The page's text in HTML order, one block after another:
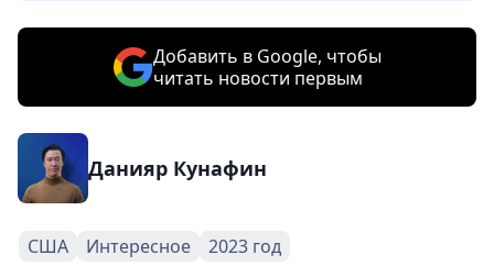
Добавить в Google, чтобы
читать новости первым
Данияр Кунафин
США Интересное 2023 год